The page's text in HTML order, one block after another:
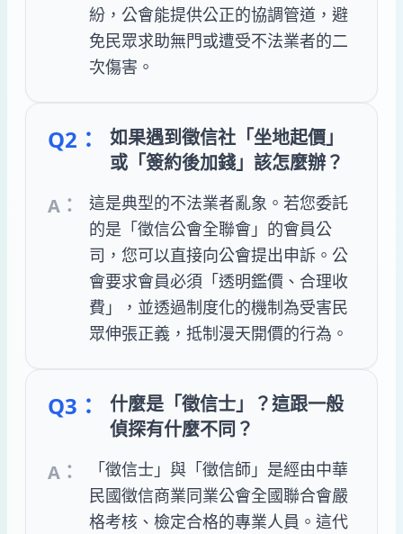
紛，公會能提供公正的協調管道，避
免民眾求助無門或遭受不法業者的二
次傷害。
Q2：
如果遇到徵信社「坐地起價」
或「簽約後加錢」該怎麼辦？
A：
這是典型的不法業者亂象。若您委託
的是「徵信公會全聯會」的會員公
司，您可以直接向公會提出申訴。公
會要求會員必須「透明鑑價、合理收
費」，並透過制度化的機制為受害民
眾伸張正義，抵制漫天開價的行為。
Q3：
什麼是「徵信士」？這跟一般
偵探有什麼不同？
A：
「徵信士」與「徵信師」是經由中華
民國徵信商業同業公會全國聯合會嚴
格考核、檢定合格的專業人員。這代